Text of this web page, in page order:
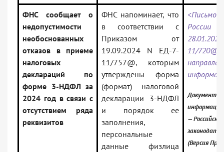
ФНС сообщает о
недопустимости
необоснованных
отказов в приеме
налоговых
деклараций по
форме 3-НДФЛ за
2024 год в связи с
отсутствием ряда
реквизитов
ФНС напоминает, что
в соответствии с
Приказом от
19.09.2024 N ЕД-7-
11/757@, которым
утверждены форма
(формат) налоговой
декларации 3-НДФЛ
и порядок ее
заполнения,
персональные
данные физлица
11/
Документ
— Российское
(Версия